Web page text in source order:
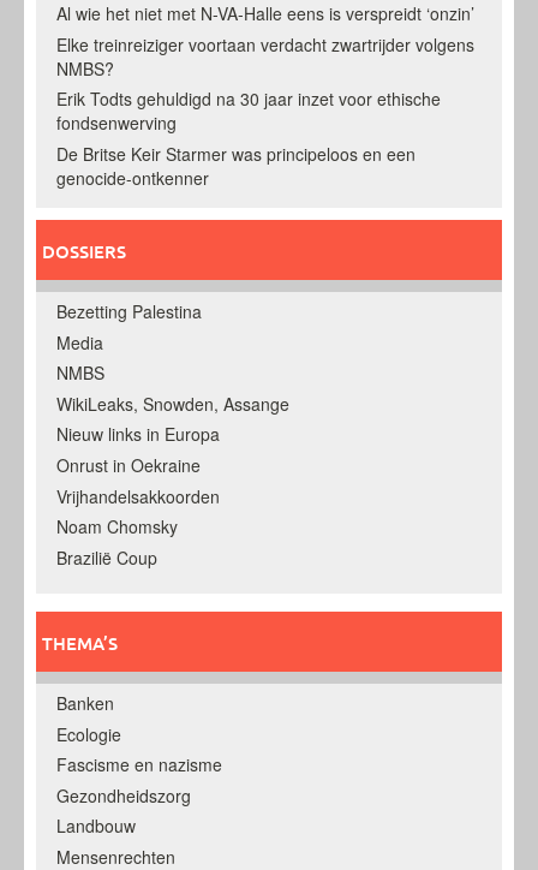
Al wie het niet met N-VA-Halle eens is verspreidt ‘onzin’
Elke treinreiziger voortaan verdacht zwartrijder volgens
NMBS?
Erik Todts gehuldigd na 30 jaar inzet voor ethische
fondsenwerving
De Britse Keir Starmer was principeloos en een
genocide-ontkenner
DOSSIERS
Bezetting Palestina
Media
NMBS
WikiLeaks, Snowden, Assange
Nieuw links in Europa
Onrust in Oekraine
Vrijhandelsakkoorden
Noam Chomsky
Brazilië Coup
THEMA’S
Banken
Ecologie
Fascisme en nazisme
Gezondheidszorg
Landbouw
Mensenrechten